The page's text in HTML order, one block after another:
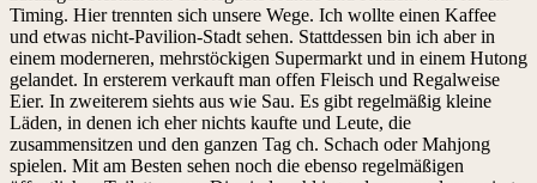
Timing. Hier trennten sich unsere Wege. Ich wollte einen Kaffee
und etwas nicht-Pavilion-Stadt sehen. Stattdessen bin ich aber in
einem moderneren, mehrstöckigen Supermarkt und in einem Hutong
gelandet. In ersterem verkauft man offen Fleisch und Regalweise
Eier. In zweiterem siehts aus wie Sau. Es gibt regelmäßig kleine
Läden, in denen ich eher nichts kaufte und Leute, die
zusammensitzen und den ganzen Tag ch. Schach oder Mahjong
spielen. Mit am Besten sehen noch die ebenso regelmäßigen